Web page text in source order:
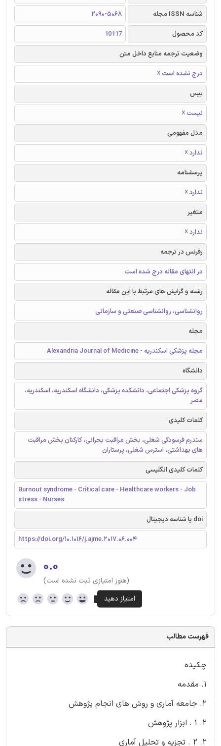
شناسه ISSN مجله
2090-5068
کد محصول
10117
وضعیت ترجمه منابع داخل متن
درج نشده است ☓
بیس
نیست ☓
مدل مفهومی
ندارد ☓
پرسشنامه
ندارد ☓
متغیر
ندارد ☓
رفرنس در ترجمه
در انتهای مقاله درج شده است
رشته و گرایش های مرتبط با این مقاله
روانشناسی، روانشناسی صنعتی و سازمانی
مجله
مجله پزشکی اسکندریه - Alexandria Journal of Medicine
دانشگاه
گروه پزشکی اجتماعی، دانشکده پزشکی، دانشگاه اسکندریه، اسکندریه،
مصر
کلمات کلیدی
سندرم فرسودگی شغلی، بخش مراقبت بحرانی، کارکنان بخش مراقبت
های بهداشتی، استرس شغلی، پرستاران
کلمات کلیدی انگلیسی
Burnout syndrome - Critical care - Healthcare workers - Job
stress - Nurses
doi یا شناسه دیجیتال
https://doi.org/10.1016/j.ajme.2017.06.004
۰.۰
(هنوز امتیازی ثبت نشده است)
فهرست مطالب
چکیده
1. مقدمه
2. جامعه آماری و روش های انجام پژوهش
2. 1 . ابزار پژوهش
2. 2 . تجزیه و تحلیل آماری